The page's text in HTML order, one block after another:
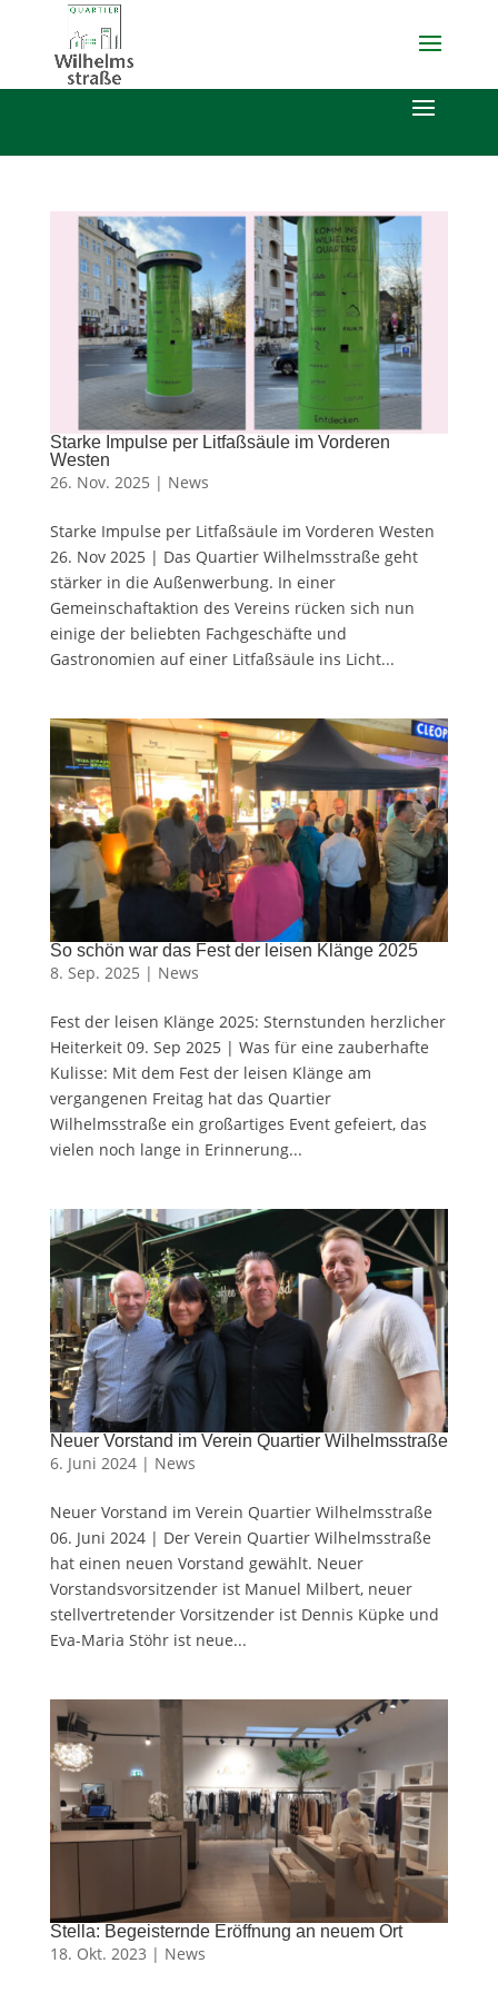
Starke Impulse per Litfaßsäule im Vorderen
Westen
26. Nov. 2025 | News
Starke Impulse per Litfaßsäule im Vorderen Westen
26. Nov 2025 | Das Quartier Wilhelmsstraße geht
stärker in die Außenwerbung. In einer
Gemeinschaftaktion des Vereins rücken sich nun
einige der beliebten Fachgeschäfte und
Gastronomien auf einer Litfaßsäule ins Licht...
So schön war das Fest der leisen Klänge 2025
8. Sep. 2025 | News
Fest der leisen Klänge 2025: Sternstunden herzlicher
Heiterkeit 09. Sep 2025 | Was für eine zauberhafte
Kulisse: Mit dem Fest der leisen Klänge am
vergangenen Freitag hat das Quartier
Wilhelmsstraße ein großartiges Event gefeiert, das
vielen noch lange in Erinnerung...
Neuer Vorstand im Verein Quartier Wilhelmsstraße
6. Juni 2024 | News
Neuer Vorstand im Verein Quartier Wilhelmsstraße
06. Juni 2024 | Der Verein Quartier Wilhelmsstraße
hat einen neuen Vorstand gewählt. Neuer
Vorstandsvorsitzender ist Manuel Milbert, neuer
stellvertretender Vorsitzender ist Dennis Küpke und
Eva-Maria Stöhr ist neue...
Stella: Begeisternde Eröffnung an neuem Ort
18. Okt. 2023 | News